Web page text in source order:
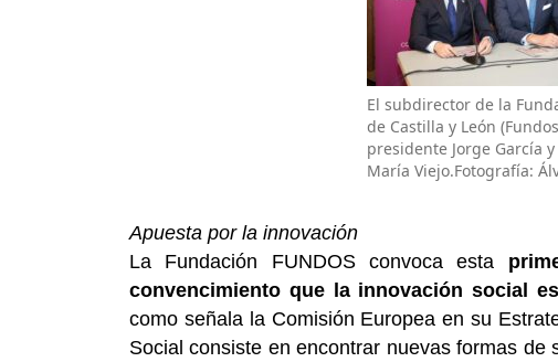
El subdirector de la
de Castilla y León
presidente Jorge García
María Viejo.Fotografía:
Apuesta por la innovación
La Fundación FUNDOS convoca esta
convencimiento que la innovación social
como señala la Comisión Europea en su
Social consiste en encontrar nuevas formas